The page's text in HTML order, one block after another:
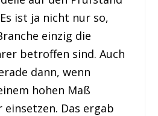
ist ja nicht nur so,
einzig die
betroffen sind. Auch
dann, wenn
hohen Maß
Das ergab